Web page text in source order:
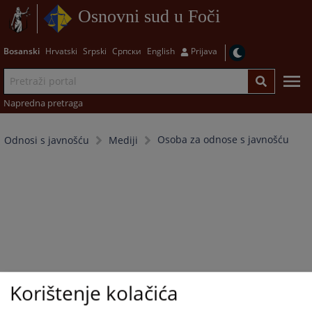
Osnovni sud u Foči
Bosanski Hrvatski Srpski Српски English Prijava
Napredna pretraga
Odnosi s javnošću Mediji Osoba za odnose s javnošću
Korištenje kolačića